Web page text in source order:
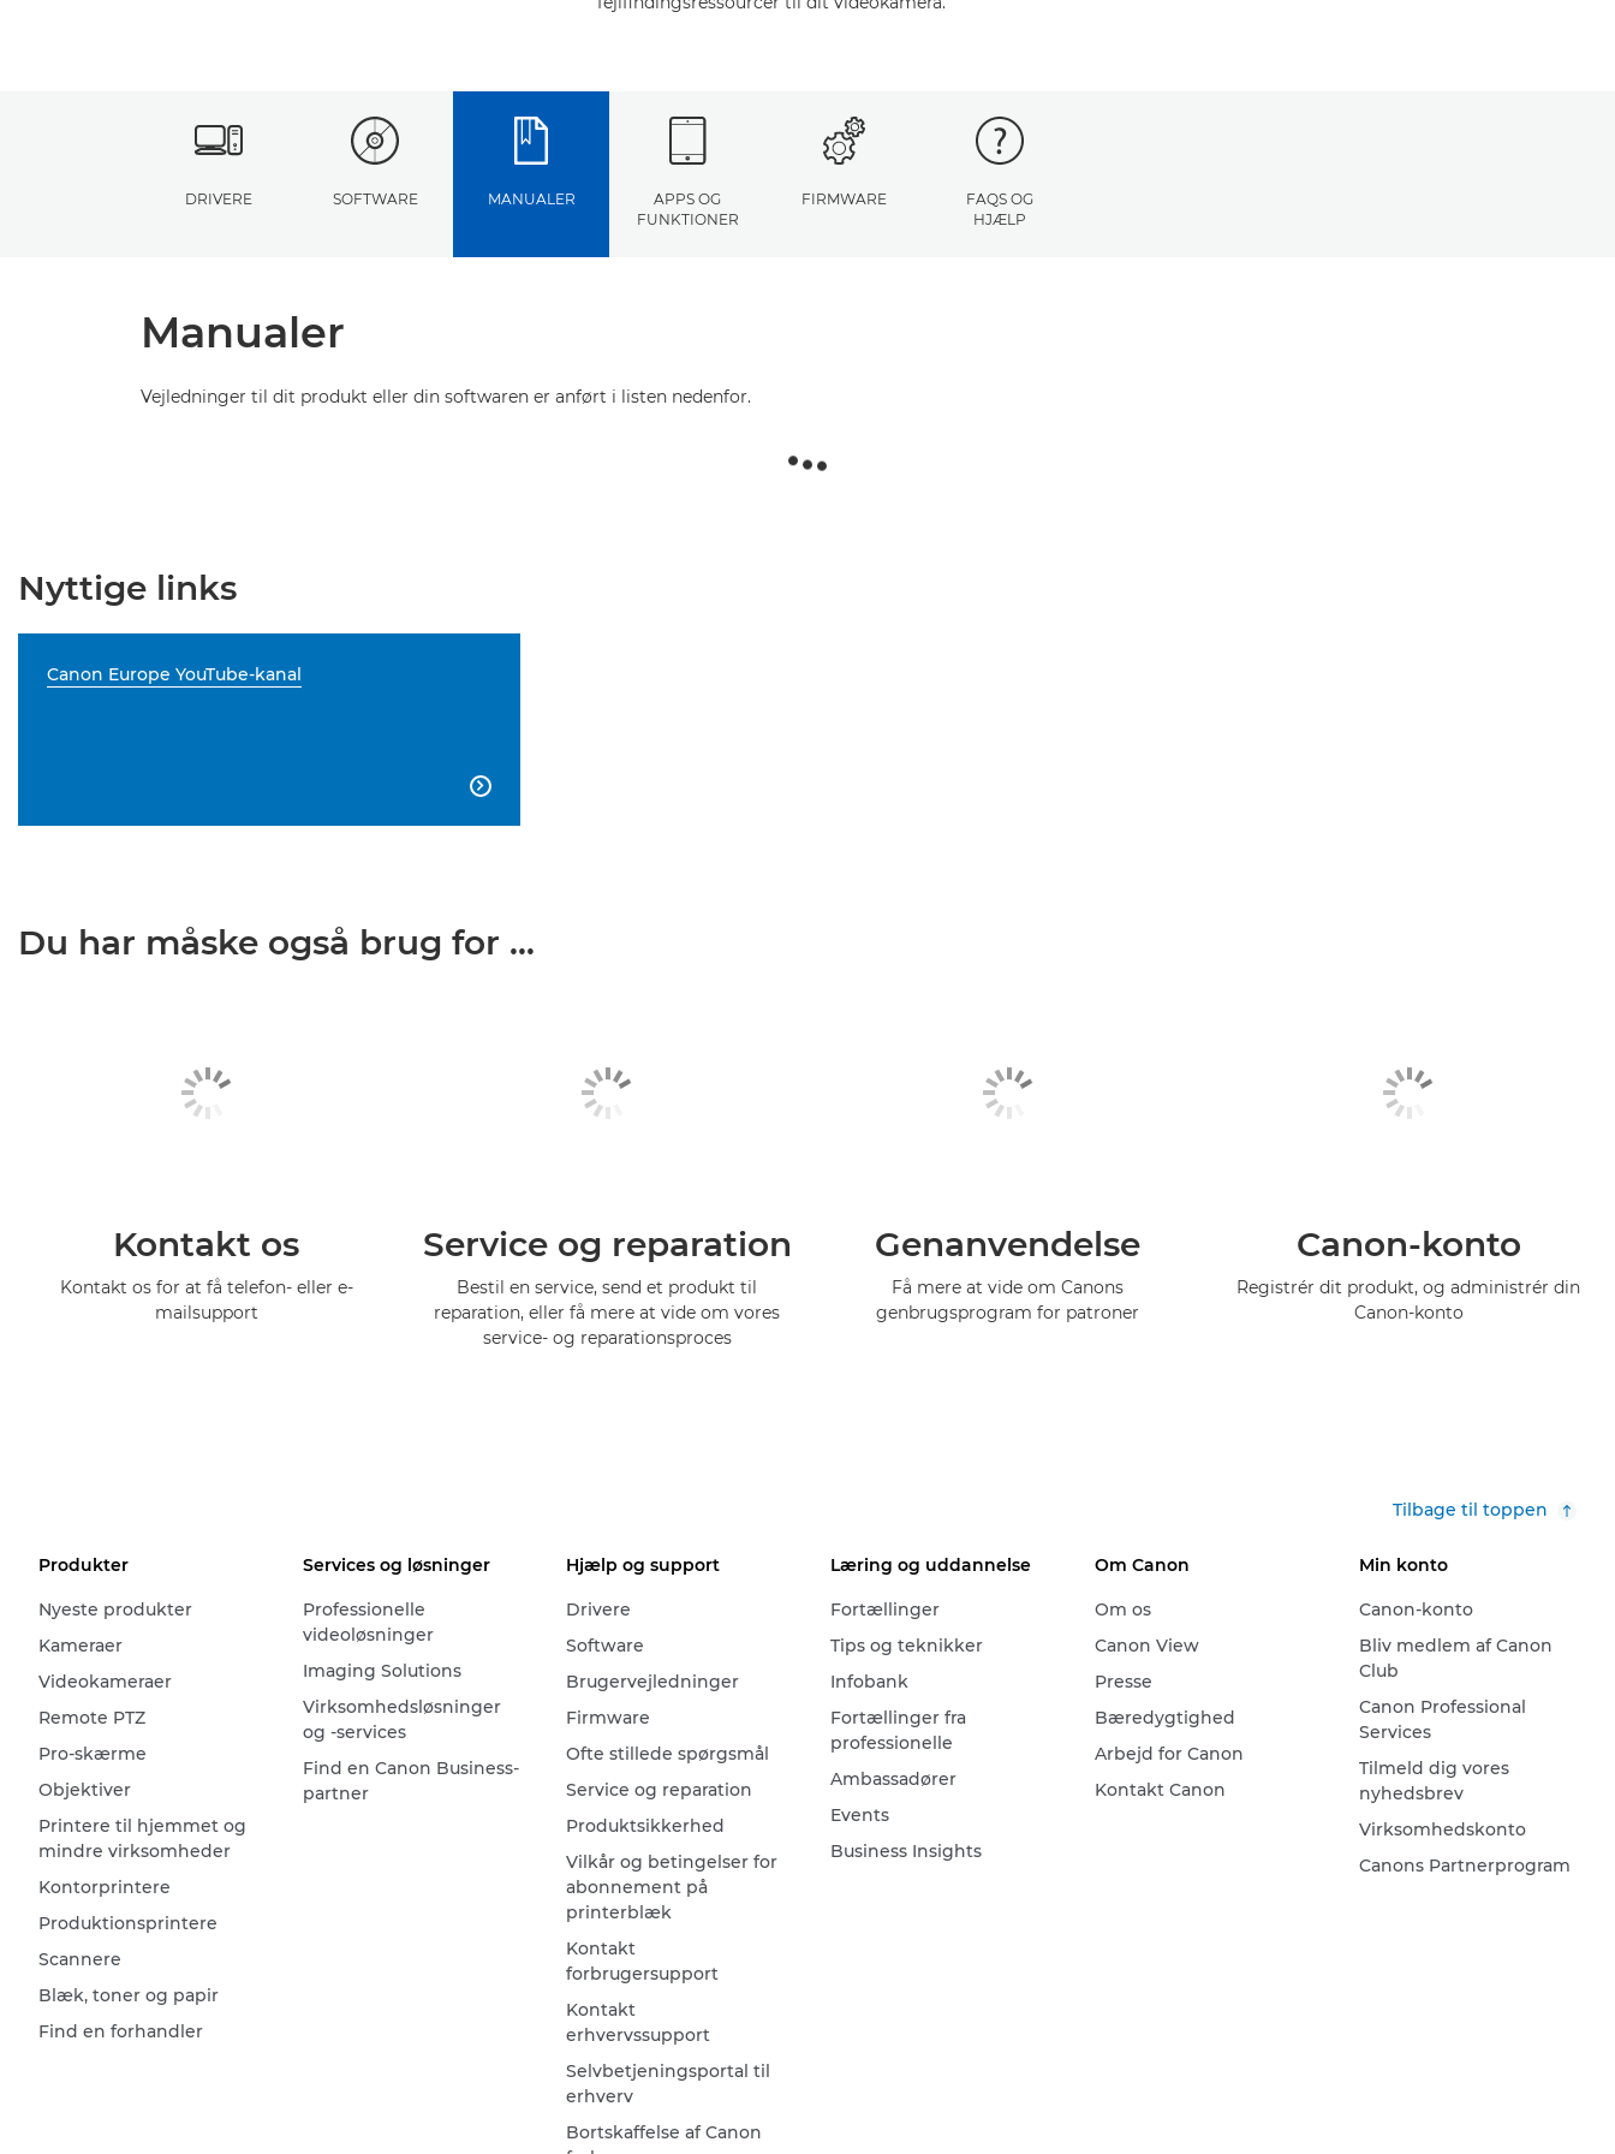
DRIVERE SOFTWARE MANUALER
APPS OG
FUNKTIONER
FIRMWARE
FAQS OG
HJÆLP
Manualer
Vejledninger til dit produkt eller din softwaren er anført i listen nedenfor.
Nyttige links
Canon Europe YouTube-kanal

Du har måske også brug for ...
Kontakt os
Kontakt os for at få telefon- eller e-
mailsupport
Service og reparation
Bestil en service, send et produkt til
reparation, eller få mere at vide om vores
service- og reparationsproces
Genanvendelse
Få mere at vide om Canons
genbrugsprogram for patroner
Canon-konto
Registrér dit produkt, og administrér din
Canon-konto
Tilbage til toppen
Produkter
Nyeste produkter
Kameraer
Videokameraer
Remote PTZ
Pro-skærme
Objektiver
Printere til hjemmet og
mindre virksomheder
Kontorprintere
Produktionsprintere
Scannere
Blæk, toner og papir
Find en forhandler
Services og løsninger
Professionelle
videoløsninger
Imaging Solutions
Virksomhedsløsninger
og -services
Find en Canon Business-
partner
Hjælp og support
Drivere
Software
Brugervejledninger
Firmware
Ofte stillede spørgsmål
Service og reparation
Produktsikkerhed
Vilkår og betingelser for
abonnement på
printerblæk
Kontakt
forbrugersupport
Kontakt
erhvervssupport
Selvbetjeningsportal til
erhverv
Bortskaffelse af Canon
Læring og uddannelse
Fortællinger
Tips og teknikker
Infobank
Fortællinger fra
professionelle
Ambassadører
Events
Business Insights
Om Canon
Om os
Canon View
Presse
Bæredygtighed
Arbejd for Canon
Kontakt Canon
Min konto
Canon-konto
Bliv medlem af Canon
Club
Canon Professional
Services
Tilmeld dig vores
nyhedsbrev
Virksomhedskonto
Canons Partnerprogram